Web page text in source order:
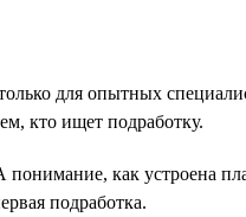
для опытных
кто ищет подработку.
как устроена
подработка.